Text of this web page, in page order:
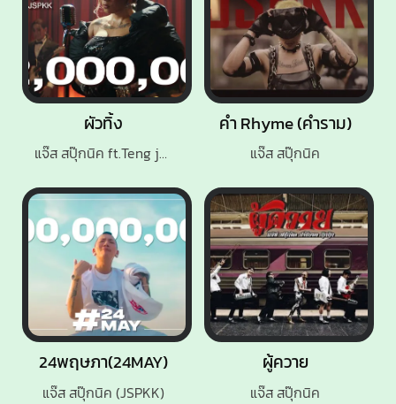
24พฤษภา(24MAY)
แจ๊ส สปุ๊กนิค (JSPKK)
คำ Rhyme (คำราม)
แจ๊ส สปุ๊กนิค
ผัวทิ้ง
แจ๊ส สปุ๊กนิค ft.Teng jspkk
ผู้ควาย
แจ๊ส สปุ๊กนิค